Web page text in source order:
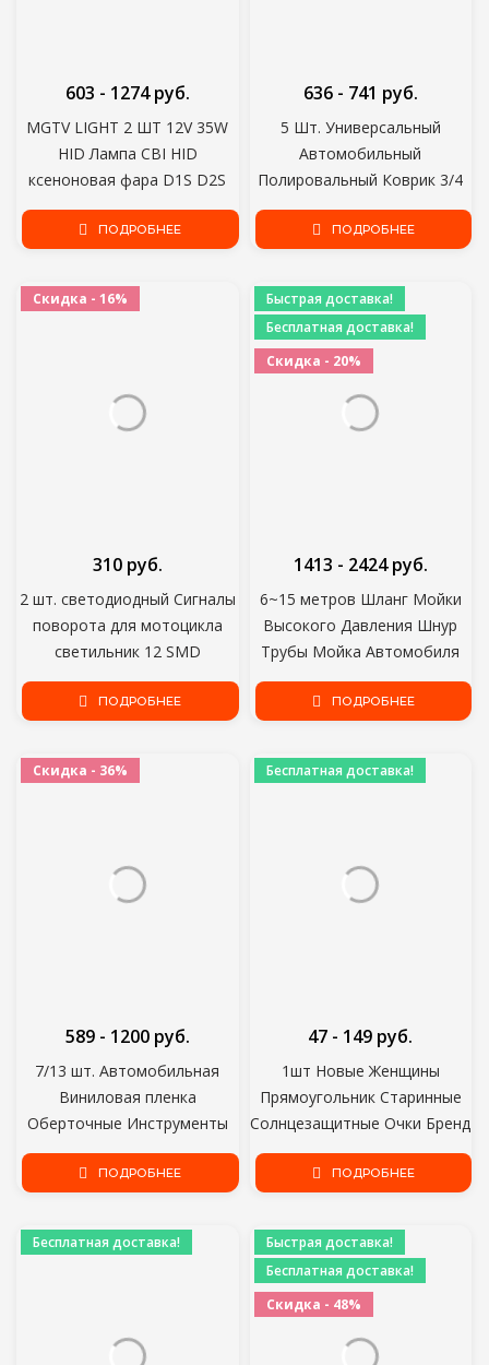
MGTV LIGHT 2 ШТ 12V 35W
HID Лампа CBI HID
ксеноновая фара D1S D2S
D3S D4S D1R D2R D3R D4R
Ксеноновая лампа 4300K
603 - 1274 руб.
ПОДРОБНЕЕ
5 Шт. Универсальный
Автомобильный
Полировальный Коврик 3/4
дюйма Для M14/16 Мягкая
Шерсть Машина Воском
Автомобиля Полировальные
Диски Чистящие Средства
636 - 741 руб.
ПОДРОБНЕЕ
Скидка - 16%
2 шт. светодиодный Сигналы
поворота для мотоцикла
светильник 12 SMD
проблесковый маячок
"бегущая вода" мигалка IP68
мигающий светильник s
310 руб.
ПОДРОБНЕЕ
Быстрая доставка!
Бесплатная доставка!
Скидка - 20%
6~15 метров Шланг Мойки
Высокого Давления Шнур
Трубы Мойка Автомобиля
Очистка Воды
Удлинительный Шланг
Pressure Cleaner
1413 - 2424 руб.
ПОДРОБНЕЕ
Скидка - 36%
7/13 шт. Автомобильная
Виниловая пленка
Оберточные Инструменты
Автомобильная Наклейка
Пленка Скребок Комплект
Набор Нож Наклейка Plaste
Аксессуары
589 - 1200 руб.
ПОДРОБНЕЕ
Бесплатная доставка!
1шт Новые Женщины
Прямоугольник Старинные
Солнцезащитные Очки Бренд
Дизайнер Ретро Очки
Солнцезащитные Очки
Глаз Водитель Очки
47 - 149 руб.
ПОДРОБНЕЕ
Бесплатная доставка!
Быстрая доставка!
Бесплатная доставка!
Скидка - 48%